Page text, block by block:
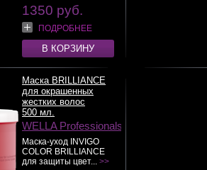
1350 руб.
ПОДРОБНЕЕ
В КОРЗИНУ
Маска BRILLIANCE
для окрашенных
жестких волос
500 мл.
WELLA Professionals
Маска-уход INVIGO
COLOR BRILLIANCE
для защиты цвет... >>